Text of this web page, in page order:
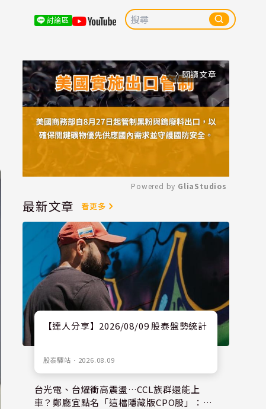
討論區
arrow_forward_ios 閱讀文章
Mute
Powered by GliaStudios
最新文章 看更多
【達人分享】2026/08/09 股泰盤勢統計
股泰驛站 ． 2026.08.09
台光電、台燿衝高震盪…CCL族群還能上
車？鄭廳宜點名「這檔隱藏版CPO股」：每